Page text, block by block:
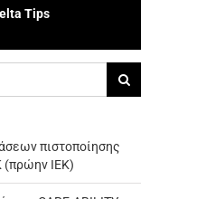
Tips
πιστοποίησης
ΙΕΚ)